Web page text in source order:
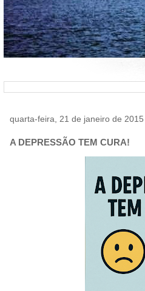
quarta-feira, 21 de janeiro de 2015
A DEPRESSÃO TEM CURA!